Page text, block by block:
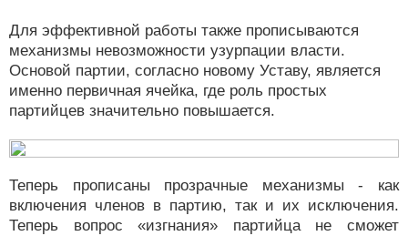
Для эффективной работы также прописываются
механизмы невозможности узурпации власти.
Основой партии, согласно новому Уставу, является
именно первичная ячейка, где роль простых
партийцев значительно повышается.
Теперь прописаны прозрачные механизмы - как
включения членов в партию, так и их исключения.
Теперь вопрос «изгнания» партийца не сможет